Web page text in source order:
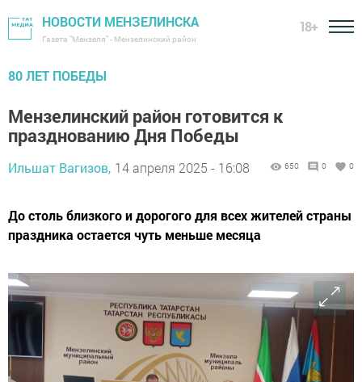
НОВОСТИ МЕНЗЕЛИНСКА
Газета "Мензеля" - Мензелинский район
18+
80 ЛЕТ ПОБЕДЫ
Мензелинский район готовится к
празднованию Дня Победы
Ильшат Вагизов, 14 апреля 2025 - 16:08 650 0 0
До столь близкого и дорогого для всех жителей страны
праздника остается чуть меньше месяца